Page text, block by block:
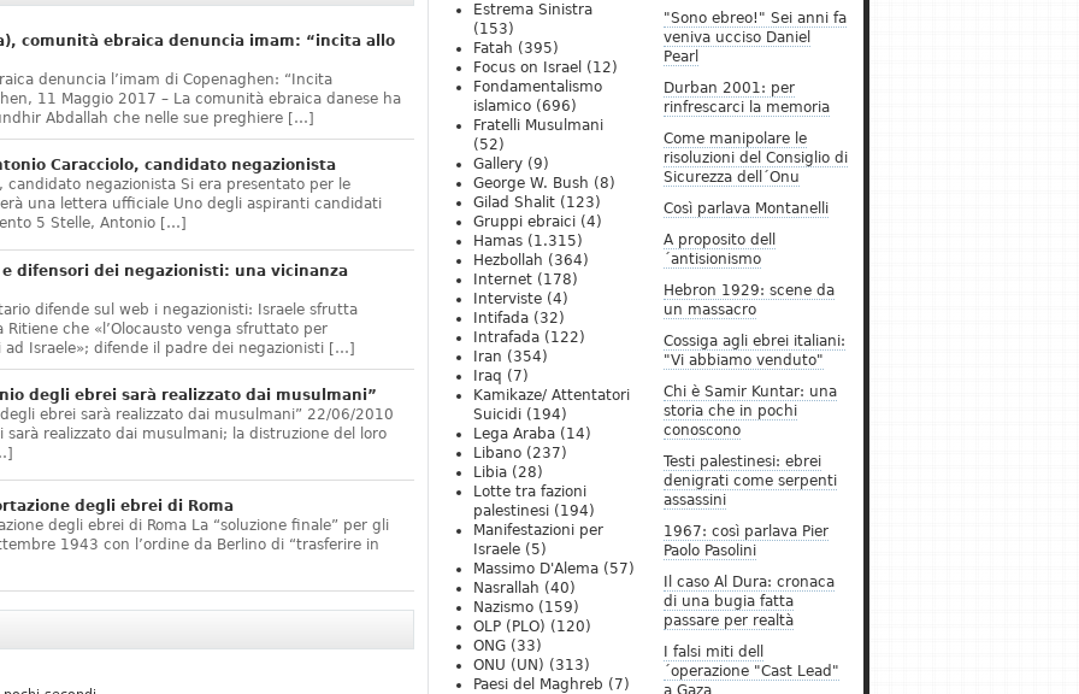
comunità ebraica denuncia imam: “incita allo
denuncia l’imam di Copenaghen: “Incita
11 Maggio 2017 – La comunità ebraica danese ha
Abdallah che nelle sue preghiere […]
Caracciolo, candidato negazionista
candidato negazionista Si era presentato per le
una lettera ufficiale Uno degli aspiranti candidati
5 Stelle, Antonio […]
difensori dei negazionisti: una vicinanza
difende sul web i negazionisti: Israele sfrutta
Ritiene che «l’Olocausto venga sfruttato per
Israele»; difende il padre dei negazionisti […]
degli ebrei sarà realizzato dai musulmani”
ebrei sarà realizzato dai musulmani” 22/06/2010
realizzato dai musulmani; la distruzione del loro
degli ebrei di Roma
degli ebrei di Roma La “soluzione finale” per gli
1943 con l’ordine da Berlino di “trasferire in
"Sono ebreo!" Sei anni fa
veniva ucciso Daniel
Pearl
Durban 2001: per
rinfrescarci la memoria
Come manipolare le
risoluzioni del Consiglio di
Sicurezza dell´Onu
Così parlava Montanelli
A proposito dell
´antisionismo
Hebron 1929: scene da
un massacro
Cossiga agli ebrei italiani:
"Vi abbiamo venduto"
Chi è Samir Kuntar: una
storia che in pochi
conoscono
Testi palestinesi: ebrei
denigrati come serpenti
assassini
1967: così parlava Pier
Paolo Pasolini
Il caso Al Dura: cronaca
di una bugia fatta
passare per realtà
I falsi miti dell
´operazione "Cast Lead"
a Gaza
Estrema Sinistra
(153)
Fatah (395)
Focus on Israel (12)
Fondamentalismo
islamico (696)
Fratelli Musulmani
(52)
Gallery (9)
George W. Bush (8)
Gilad Shalit (123)
Gruppi ebraici (4)
Hamas (1.315)
Hezbollah (364)
Internet (178)
Interviste (4)
Intifada (32)
Intrafada (122)
Iran (354)
Iraq (7)
Kamikaze/ Attentatori
Suicidi (194)
Lega Araba (14)
Libano (237)
Libia (28)
Lotte tra fazioni
palestinesi (194)
Manifestazioni per
Israele (5)
Massimo D'Alema (57)
Nasrallah (40)
Nazismo (159)
OLP (PLO) (120)
ONG (33)
ONU (UN) (313)
Paesi del Maghreb (7)